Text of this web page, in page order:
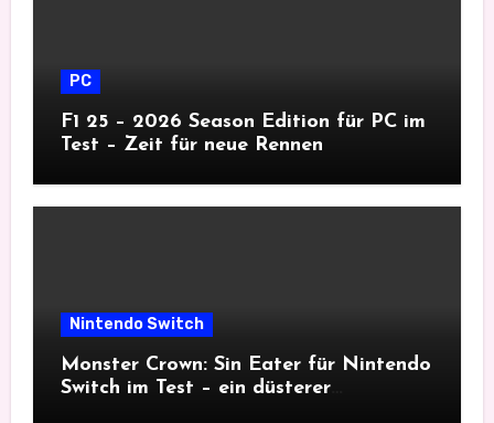
PC
F1 25 – 2026 Season Edition für PC im
Test – Zeit für neue Rennen
Nintendo Switch
Monster Crown: Sin Eater für Nintendo
Switch im Test – ein düsterer